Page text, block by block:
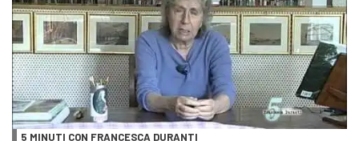
5 MINUTI CON FRANCESCA DURANTI